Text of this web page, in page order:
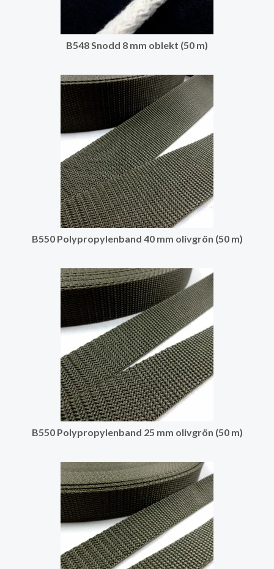
B548 Snodd 8 mm oblekt (50 m)
B550 Polypropylenband 40 mm olivgrön (50 m)
B550 Polypropylenband 25 mm olivgrön (50 m)